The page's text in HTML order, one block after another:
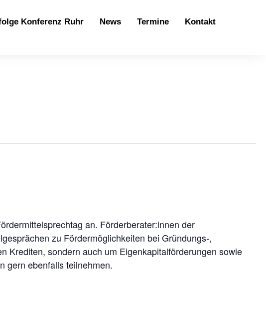
Konferenz Ruhr News Termine Kontakt
an. Förderberater:innen der
zu Fördermöglichkeiten bei Gründungs-,
Krediten, sondern auch um Eigenkapitalförderungen sowie
gern ebenfalls teilnehmen.